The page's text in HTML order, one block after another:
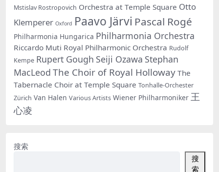
Mstislav Rostropovich Orchestra at Temple Square Otto
Klemperer Oxford Paavo Järvi Pascal Rogé
Philharmonia Hungarica Philharmonia Orchestra
Riccardo Muti Royal Philharmonic Orchestra Rudolf
Kempe Rupert Gough Seiji Ozawa Stephan
MacLeod The Choir of Royal Holloway The
Tabernacle Choir at Temple Square Tonhalle-Orchester
Zürich Van Halen Various Artists Wiener Philharmoniker 王
心凌
搜索
搜
索